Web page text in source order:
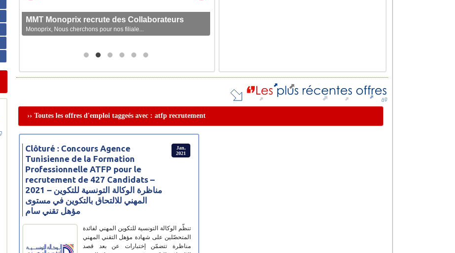
MMT Monoprix recrute des Collaborateurs
Monoprix, Nous cherchons pour nos filiale...
›› Toutes les offres d'emploi taggeés avec : atfp recrutement
Jan,
2021
Clôturé : Concours Agence
Tunisienne de la Formation
Professionnelle ATFP pour le
recrutement de 427 Candidats –
2021 – مناظرة الوكالة التونسية للتكوين
المهني للالتحاق بالتكوين في مستوى
مؤهل تقني سام
تنظّم الوكالة التونسية للتكوين المهني لفائدة
المتحصّلين على شهادة مؤهل التقني المهني
مناظرة تتضمّن إختبارات عن بعد قصد